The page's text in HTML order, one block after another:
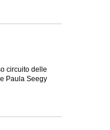
circuito delle
Paula Seegy